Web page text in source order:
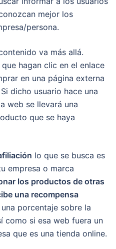
mejor los
persona.
va más allá.
hagan clic en el enlace
en una página externa
dicho usuario hace una
web se llevará una
que se haya
lo que se busca es
empresa o marca
los productos de otras
una recompensa
porcentaje sobre la
como si esa web fuera un
que es una tienda online.